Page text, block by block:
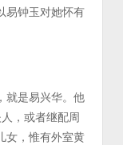
易钟玉对她怀有
就是易兴华。他
，或者继配周
女，惟有外室黄